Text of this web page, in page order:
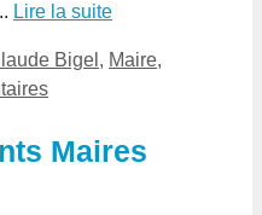
Lire la suite
Bigel , Maire,
Maires